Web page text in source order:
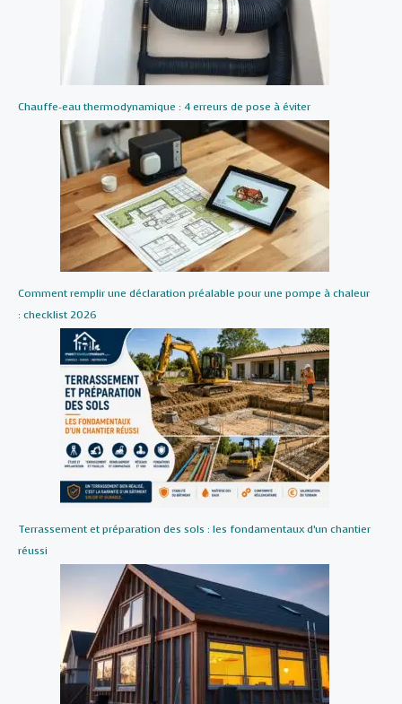
Chauffe-eau thermodynamique : 4 erreurs de pose à éviter
Comment remplir une déclaration préalable pour une pompe à chaleur
: checklist 2026
Terrassement et préparation des sols : les fondamentaux d’un chantier
réussi